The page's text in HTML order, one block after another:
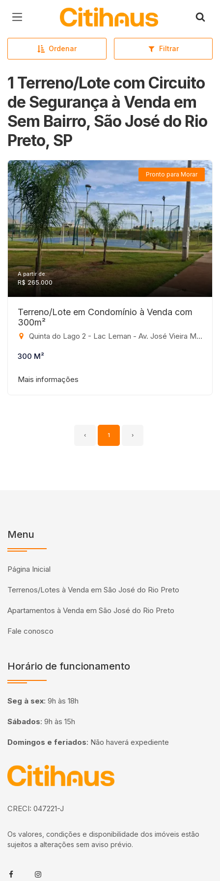
Página inicial
Ordenar Filtrar
1 Terreno/Lote com Circuito
de Segurança à Venda em
Sem Bairro, São José do Rio
Preto, SP
Pronto para Morar
A partir de:
R$ 265.000
Terreno/Lote em Condomínio à Venda com
300m²
Quinta do Lago 2 - Lac Leman - Av. José Vieira Machado Junior, SN - Sem Bairro, São José do Rio Preto - SP, Q 20 / L 7 - Sem Bairro, São José do Rio Preto-SP
300 M²
Mais informações
‹ 1 ›
Menu
Página Inicial
Terrenos/Lotes à Venda em São José do Rio Preto
Apartamentos à Venda em São José do Rio Preto
Fale conosco
Horário de funcionamento
Seg à sex: 9h às 18h
Sábados: 9h às 15h
Domingos e feriados: Não haverá expediente
Página inicial
CRECI: 047221-J
Os valores, condições e disponibilidade dos imóveis estão
sujeitos a alterações sem aviso prévio.
FacebookInstagram